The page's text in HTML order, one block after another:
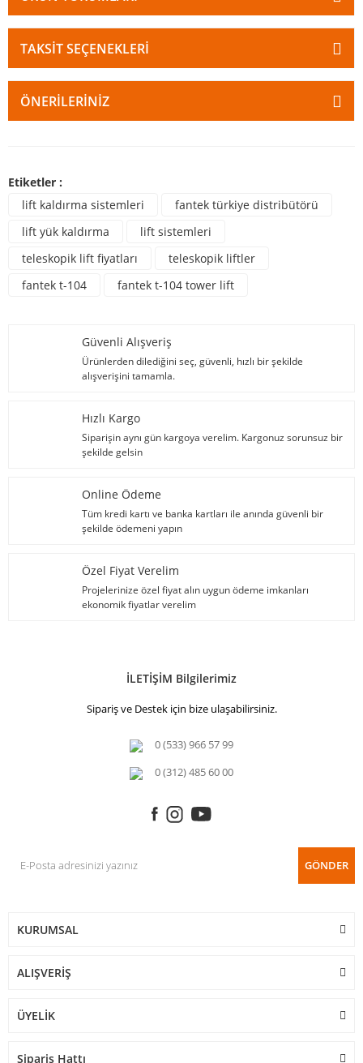
TAKSIT SEÇENEKLERI
ÖNERILERINIZ
Etiketler :
lift kaldırma sistemleri
fantek türkiye distribütörü
lift yük kaldırma
lift sistemleri
teleskopik lift fiyatları
teleskopik liftler
fantek t-104
fantek t-104 tower lift
Güvenli Alışveriş
Ürünlerden dilediğini seç, güvenli, hızlı bir şekilde
alışverişini tamamla.
Hızlı Kargo
Siparişin aynı gün kargoya verelim. Kargonuz sorunsuz bir
şekilde gelsin
Online Ödeme
Tüm kredi kartı ve banka kartları ile anında güvenli bir
şekilde ödemeni yapın
Özel Fiyat Verelim
Projelerinize özel fiyat alın uygun ödeme imkanları
ekonomik fiyatlar verelim
İLETİŞİM Bilgilerimiz
Sipariş ve Destek için bize ulaşabilirsiniz.
0 (533) 966 57 99
0 (312) 485 60 00
GÖNDER
KURUMSAL
ALIŞVERİŞ
ÜYELİK
Sipariş Hattı